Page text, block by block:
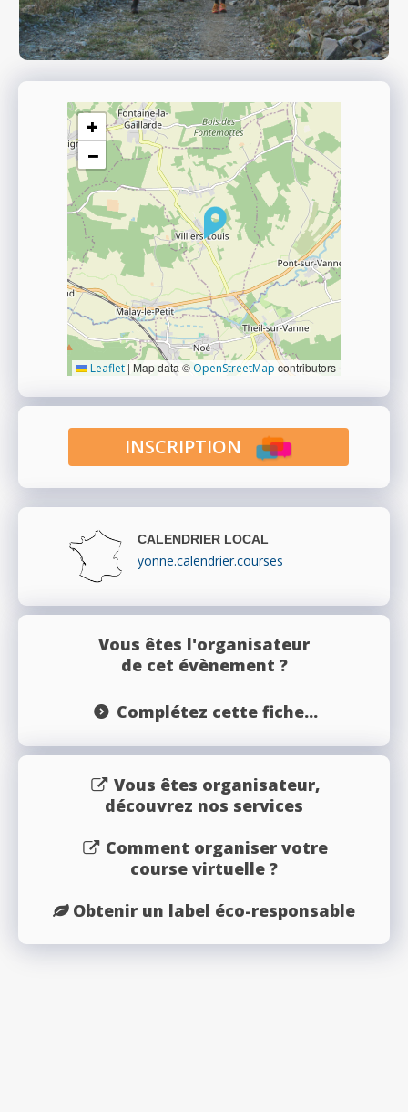
+
−
Leaflet | Map data ©OpenStreetMap contributors
INSCRIPTION
CALENDRIER LOCAL
yonne.calendrier.courses
Vous êtes l'organisateur
de cet évènement ?
Complétez cette fiche...
Vous êtes organisateur,
découvrez nos services
Comment organiser votre
course virtuelle ?
Obtenir un label éco-responsable